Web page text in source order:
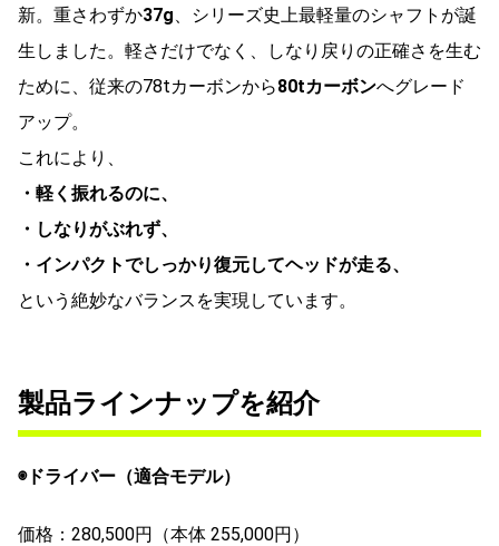
新。重さわずか37g、シリーズ史上最軽量のシャフトが誕
生しました。軽さだけでなく、しなり戻りの正確さを生む
ために、従来の78tカーボンから80tカーボンへグレード
アップ。
これにより、
・軽く振れるのに、
・しなりがぶれず、
・インパクトでしっかり復元してヘッドが走る、
という絶妙なバランスを実現しています。
製品ラインナップを紹介
◉ドライバー（適合モデル）
価格：280,500円（本体 255,000円）